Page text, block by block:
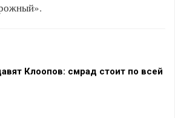
Клоопов: смрад стоит по всей